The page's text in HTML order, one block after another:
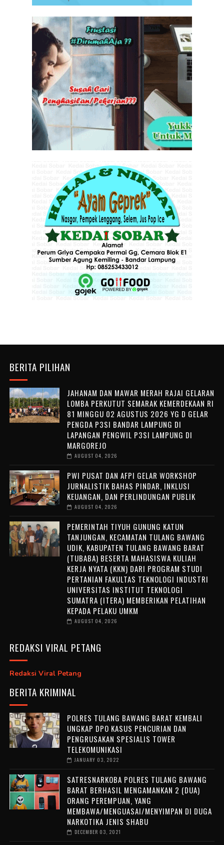
BERITA PILIHAN
JAHANAM DAN MAWAR MERAH RAJAI GELARAN
LOMBA PERKUTUT SEMARAK KEMERDEKAAN RI
81 MINGGU 02 AGUSTUS 2026 YG D GELAR
PENGDA P3SI BANDAR LAMPUNG DI
LAPANGAN PENGWIL P3SI LAMPUNG DI
MARGOREJO
AUGUST 04, 2026
PWI PUSAT DAN AFPI GELAR WORKSHOP
JURNALISTIK BAHAS PINDAR, INKLUSI
KEUANGAN, DAN PERLINDUNGAN PUBLIK
AUGUST 04, 2026
PEMERINTAH TIYUH GUNUNG KATUN
TANJUNGAN, KECAMATAN TULANG BAWANG
UDIK, KABUPATEN TULANG BAWANG BARAT
(TUBABA) BESERTA MAHASISWA KULIAH
KERJA NYATA (KKN) DARI PROGRAM STUDI
PERTANIAN FAKULTAS TEKNOLOGI INDUSTRI
UNIVERSITAS INSTITUT TEKNOLOGI
SUMATRA (ITERA) MEMBERIKAN PELATIHAN
KEPADA PELAKU UMKM
AUGUST 04, 2026
REDAKSI VIRAL PETANG
Redaksi Viral Petang
BERITA KRIMINAL
POLRES TULANG BAWANG BARAT KEMBALI
UNGKAP DPO KASUS PENCURIAN DAN
PENGRUSAKAN SPESIALIS TOWER
TELEKOMUNIKASI
JANUARY 03, 2022
SATRESNARKOBA POLRES TULANG BAWANG
BARAT BERHASIL MENGAMANKAN 2 (DUA)
ORANG PEREMPUAN, YANG
MEMBAWA/MENGUASAI/MENYIMPAN DI DUGA
NARKOTIKA JENIS SHABU
DECEMBER 03, 2021